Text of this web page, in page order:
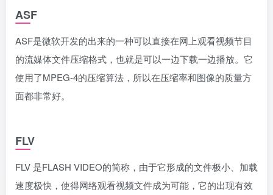
ASF
ASF是微软开发的出来的一种可以直接在网上观看视频节目
的流媒体文件压缩格式，也就是可以一边下载一边播放。它
使用了MPEG-4的压缩算法，所以在压缩率和图像的质量方
面都非常好。
FLV
FLV 是FLASH VIDEO的简称，由于它形成的文件极小、加载
速度极快，使得网络观看视频文件成为可能，它的出现有效